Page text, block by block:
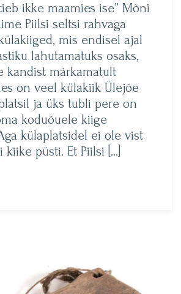
ikke maamies ise” Mõni
Piilsi seltsi rahvaga
mis endisel ajal
lahutamatuks osaks,
kandist märkamatult
on veel külakiik Ülejõe
ja üks tubli pere on
koduõuele kiige
külaplatsidel ei ole vist
püsti. Et Piilsi […]